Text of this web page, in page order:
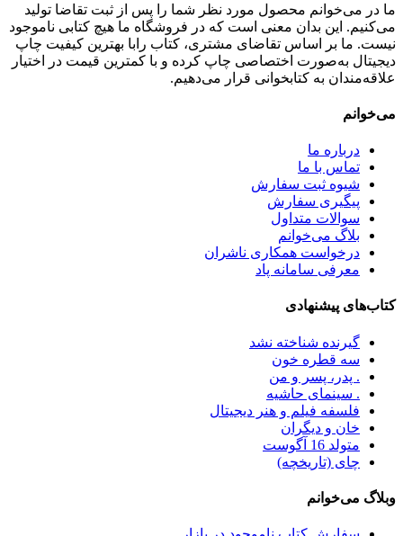
ما در می‌خوانم محصول مورد نظر شما را پس از ثبت تقاضا تولید
می‌کنیم. این بدان معنی است که در فروشگاه ما هیچ کتابی ناموجود
نیست. ما بر اساس تقاضای مشتری، کتاب رابا بهترین کیفیت چاپ
دیجیتال به‌صورت اختصاصی چاپ کرده و با کمترین قیمت در اختیار
علاقه‌مندان به کتابخوانی قرار می‌دهیم.
می‌خوانم
درباره ما
تماس با ما
شیوه ثبت سفارش
پیگیری سفارش
سوالات متداول
بلاگ می‌خوانم
درخواست همکاری ناشران
معرفی سامانه پاد
کتاب‌های پیشنهادی
گیرنده شناخته نشد
سه قطره خون
. پدر، پسر و من
. سینمای حاشیه
فلسفه فیلم و هنر دیجیتال
خان و دیگران
متولد 16 آگوست
چای (تاریخچه)
وبلاگ می‌خوانم